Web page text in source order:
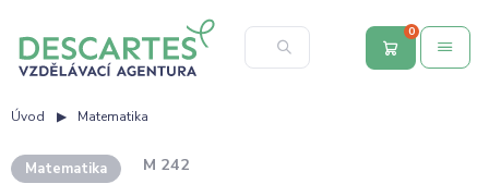
0
Úvod Matematika
Matematika M 242